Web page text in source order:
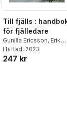
Till fjälls :
för fjälledare
Gunilla Ericsson, Erik
Casselbrant,
Lundhag
Häftad, 2023
247 kr